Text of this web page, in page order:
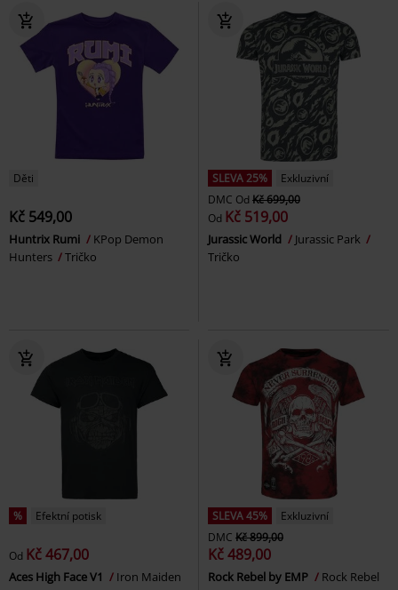
Děti
Kč 549,00
Huntrix Rumi
KPop Demon
Hunters
Tričko
SLEVA 25%
Exkluzivní
DMC Od Kč 699,00
Od Kč 519,00
Jurassic World
Jurassic Park
Tričko
% Efektní potisk
Od Kč 467,00
Aces High Face V1
Iron Maiden
SLEVA 45%
Exkluzivní
DMC Kč 899,00
Kč 489,00
Rock Rebel by EMP
Rock Rebel